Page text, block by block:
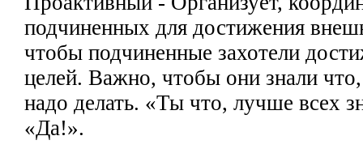
подчиненных для достижения
чтобы подчиненные захотели
целей. Важно, чтобы они знали
надо делать. «Ты что, лучше всех
«Да!».